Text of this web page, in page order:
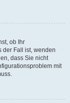
ob Ihr
der Fall ist, wenden
dass Sie nicht
mit